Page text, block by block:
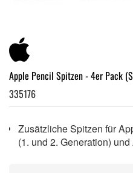
Apple Pencil Spitzen - 4er Pack
335176
Zusätzliche Spitzen für
(1. und 2. Generation)